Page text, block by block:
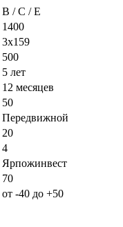
B / C / E
1400
3х159
500
5 лет
12 месяцев
50
Передвижной
20
4
Ярпожинвест
70
от -40 до +50